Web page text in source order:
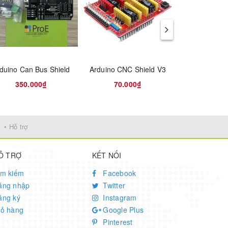
Can Bus Shield
350.000₫
Arduino CNC Shield V3
70.000₫
• Hỗ trợ
TRỢ
kiếm
nhập
ký
hàng
KẾT NỐI
Facebook
Twitter
Instagram
Google Plus
Pinterest